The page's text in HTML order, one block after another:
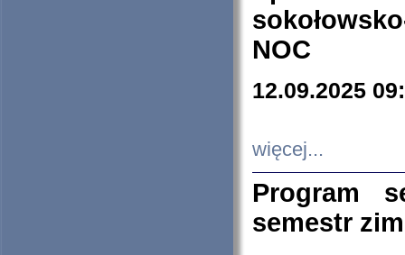
NOC
12.09.2025
więcej...
Program
semestr